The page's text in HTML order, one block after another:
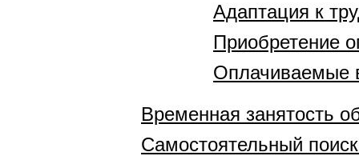
Адаптация к
Приобретение
Оплачиваемые
Временная занятость
Самостоятельный